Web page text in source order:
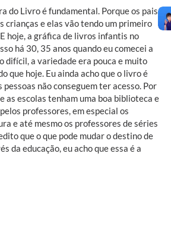
do Livro é fundamental. Porque os pais
crianças e elas vão tendo um primeiro
hoje, a gráfica de livros infantis no
há 30, 35 anos quando eu comecei a
difícil, a variedade era pouca e muito
que hoje. Eu ainda acho que o livro é
não conseguem ter acesso. Por
as escolas tenham uma boa biblioteca e
professores, em especial os
e até mesmo os professores de séries
que o que pode mudar o destino de
da educação, eu acho que essa é a